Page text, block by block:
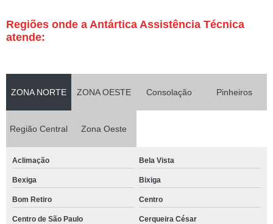
Regiões onde a Antártica Assistência Técnica
atende:
ZONA NORTE ZONA OESTE Consolação Pinheiros
Região Central Zona Oeste
Aclimação Bela Vista
Bexiga Bixiga
Bom Retiro Centro
Centro de São Paulo Cerqueira César